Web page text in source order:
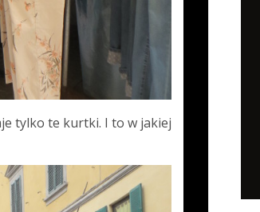
tylko te kurtki. I to w jakiej